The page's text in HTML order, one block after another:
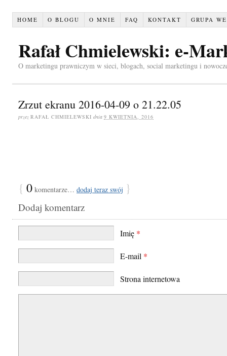
HOME O BLOGU O MNIE FAQ KONTAKT GRUPA
Rafał Chmielewski: e-
O marketingu prawniczym w sieci, blogach, social marketingu i
Zrzut ekranu 2016-04-09 o 21.22.05
przez RAFAŁ CHMIELEWSKI dnia 9 KWIETNIA, 2016
{ 0 komentarze… dodaj teraz swój }
Dodaj komentarz
Imię *
E-mail *
Strona internetowa